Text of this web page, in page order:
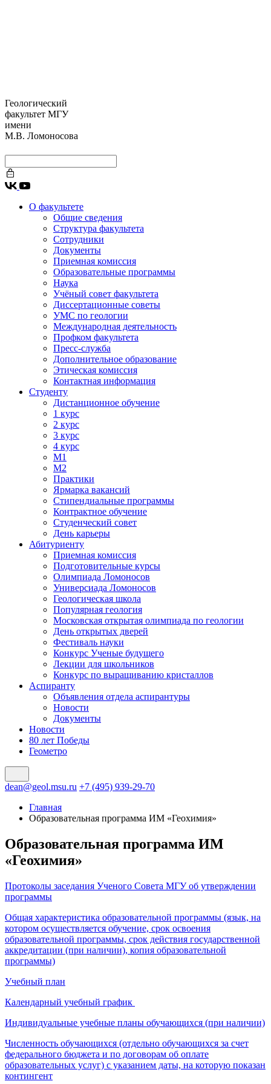
Геологический
факультет МГУ
имени
М.В. Ломоносова
О факультете
Общие сведения
Структура факультета
Сотрудники
Документы
Приемная комиссия
Образовательные программы
Наука
Учёный совет факультета
Диссертационные советы
УМС по геологии
Международная деятельность
Профком факультета
Пресс-служба
Дополнительное образование
Этическая комиссия
Контактная информация
Студенту
Дистанционное обучение
1 курс
2 курс
3 курс
4 курс
М1
М2
Практики
Ярмарка вакансий
Стипендиальные программы
Контрактное обучение
Студенческий совет
День карьеры
Абитуриенту
Приемная комиссия
Подготовительные курсы
Олимпиада Ломоносов
Универсиада Ломоносов
Геологическая школа
Популярная геология
Московская открытая олимпиада по геологии
День открытых дверей
Фестиваль науки
Конкурс Ученые будущего
Лекции для школьников
Конкурс по выращиванию кристаллов
Аспиранту
Объявления отдела аспирантуры
Новости
Документы
Новости
80 лет Победы
Геометро
dean@geol.msu.ru +7 (495) 939-29-70
Главная
Образовательная программа ИМ «Геохимия»
Образовательная программа ИМ
«Геохимия»
Протоколы заседания Ученого Совета МГУ об утверждении
программы
Общая характеристика образовательной программы (язык, на
котором осуществляется обучение, срок освоения
образовательной программы, срок действия государственной
аккредитации (при наличии), копия образовательной
программы)
Учебный план
Календарный учебный график
Индивидуальные учебные планы обучающихся (при наличии)
Численность обучающихся (отдельно обучающихся за счет
федерального бюджета и по договорам об оплате
образовательных услуг) с указанием даты, на которую показан
контингент